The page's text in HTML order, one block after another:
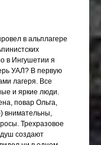
в альплагере
в Ингушетии я
УАЛ? В первую
лагеря. Все
и яркие люди.
повар Ольга,
внимательны,
Трехразовое
создают